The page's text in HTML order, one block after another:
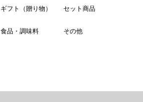
ギフト（贈り物） セット商品
食品・調味料 その他